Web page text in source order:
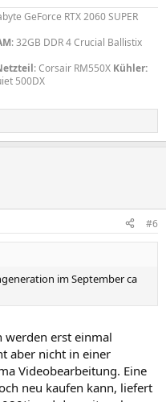
GeForce RTX 2060 SUPER
: 32GB DDR 4 Crucial Ballistix
: Corsair RM550X Kühler:
500DX
#6
im September ca
werden erst einmal
aber nicht in einer
Videobearbeitung. Eine
neu kaufen kann, liefert